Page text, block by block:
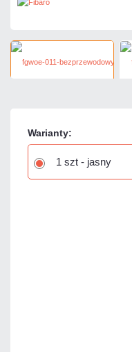
Warianty:
1 szt - jasny